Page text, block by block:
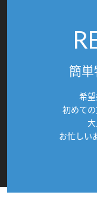
簡
希
初めて
お忙しい